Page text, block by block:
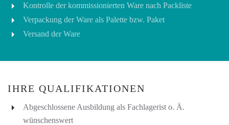
Kontrolle der kommissionierten Ware nach Packliste
Verpackung der Ware als Palette bzw. Paket
Versand der Ware
IHRE QUALIFIKATIONEN
Abgeschlossene Ausbildung als Fachlagerist o. Ä.
wünschenswert